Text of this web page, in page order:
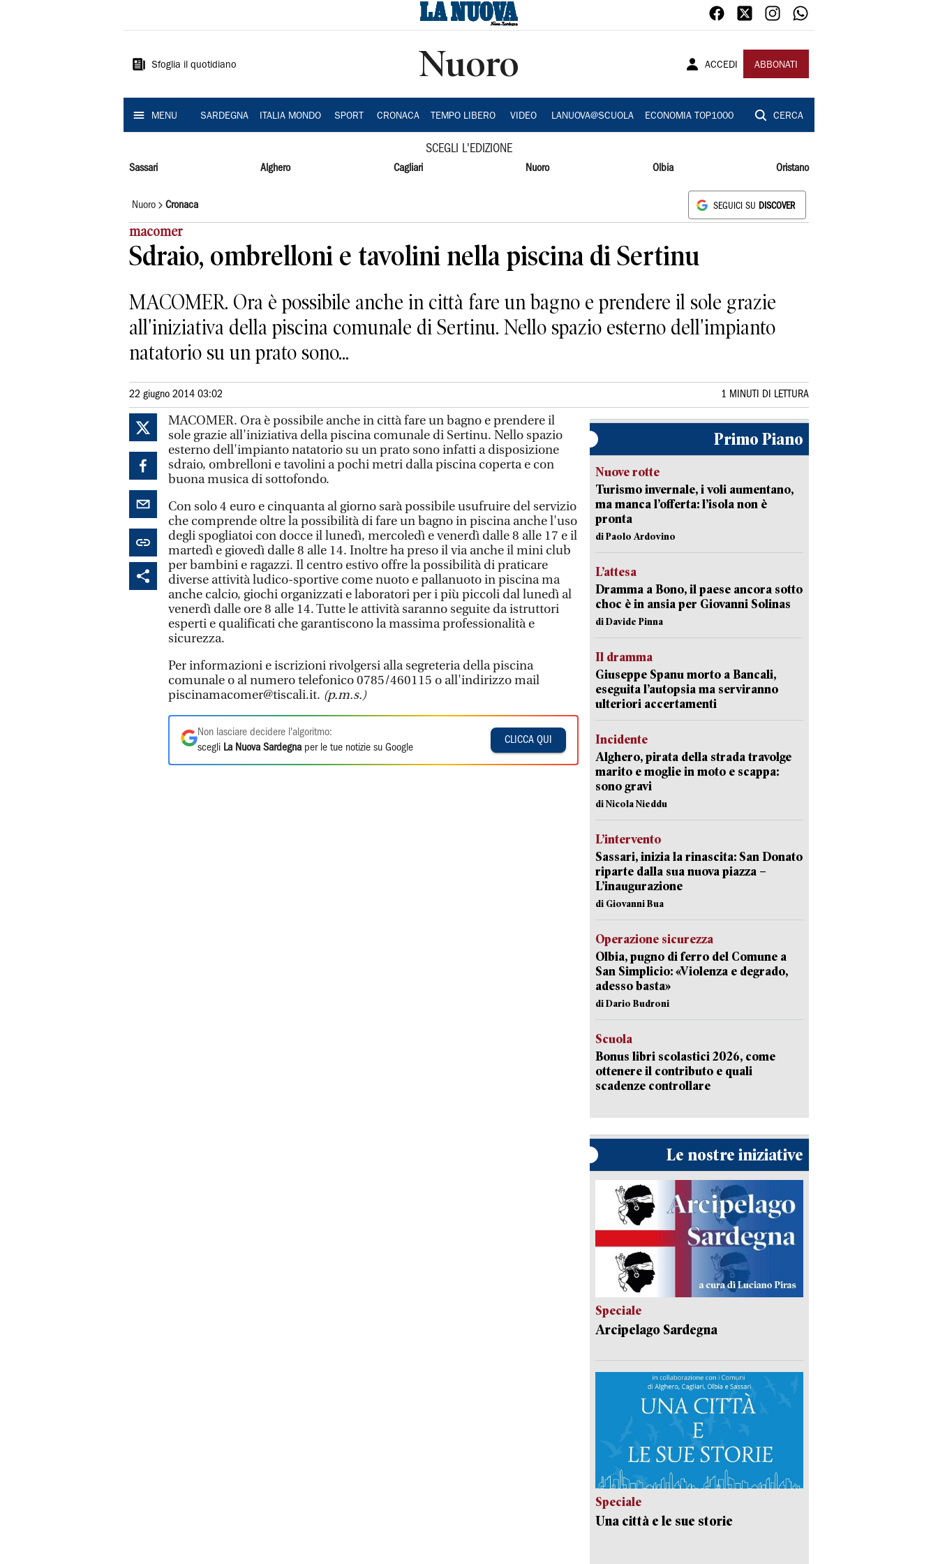
Sardegna
Sfoglia il quotidiano Nuoro ACCEDI ABBONATI
MENU SARDEGNA ITALIA MONDO SPORT CRONACA TEMPO LIBERO VIDEO LANUOVA@SCUOLA ECONOMIA TOP1000 CERCA
SCEGLI L'EDIZIONE
Sassari Alghero Cagliari Nuoro Olbia Oristano
Nuoro Cronaca SEGUICI SU DISCOVER
macomer
Sdraio, ombrelloni e tavolini nella piscina di Sertinu
MACOMER. Ora è possibile anche in città fare un bagno e prendere il sole grazie
all'iniziativa della piscina comunale di Sertinu. Nello spazio esterno dell'impianto
natatorio su un prato sono...
22 giugno 2014 03:02 1 MINUTI DI LETTURA
MACOMER. Ora è possibile anche in città fare un bagno e prendere il
sole grazie all'iniziativa della piscina comunale di Sertinu. Nello spazio
esterno dell'impianto natatorio su un prato sono infatti a disposizione
sdraio, ombrelloni e tavolini a pochi metri dalla piscina coperta e con
buona musica di sottofondo.
Con solo 4 euro e cinquanta al giorno sarà possibile usufruire del servizio
che comprende oltre la possibilità di fare un bagno in piscina anche l'uso
degli spogliatoi con docce il lunedì, mercoledì e venerdì dalle 8 alle 17 e il
martedì e giovedì dalle 8 alle 14. Inoltre ha preso il via anche il mini club
per bambini e ragazzi. Il centro estivo offre la possibilità di praticare
diverse attività ludico-sportive come nuoto e pallanuoto in piscina ma
anche calcio, giochi organizzati e laboratori per i più piccoli dal lunedì al
venerdì dalle ore 8 alle 14. Tutte le attività saranno seguite da istruttori
esperti e qualificati che garantiscono la massima professionalità e
sicurezza.
Per informazioni e iscrizioni rivolgersi alla segreteria della piscina
comunale o al numero telefonico 0785/460115 o all'indirizzo mail
piscinamacomer@tiscali.it. (p.m.s.)
Non lasciare decidere l'algoritmo:
scegli La Nuova Sardegna per le tue notizie su Google
CLICCA QUI
Primo Piano
Nuove rotte
Turismo invernale, i voli aumentano,
ma manca l’offerta: l’isola non è
pronta
di Paolo Ardovino
L’attesa
Dramma a Bono, il paese ancora sotto
choc è in ansia per Giovanni Solinas
di Davide Pinna
Il dramma
Giuseppe Spanu morto a Bancali,
eseguita l’autopsia ma serviranno
ulteriori accertamenti
Incidente
Alghero, pirata della strada travolge
marito e moglie in moto e scappa:
sono gravi
di Nicola Nieddu
L’intervento
Sassari, inizia la rinascita: San Donato
riparte dalla sua nuova piazza –
L’inaugurazione
di Giovanni Bua
Operazione sicurezza
Olbia, pugno di ferro del Comune a
San Simplicio: «Violenza e degrado,
adesso basta»
di Dario Budroni
Scuola
Bonus libri scolastici 2026, come
ottenere il contributo e quali
scadenze controllare
Le nostre iniziative
Speciale
Arcipelago Sardegna
Speciale
Una città e le sue storie